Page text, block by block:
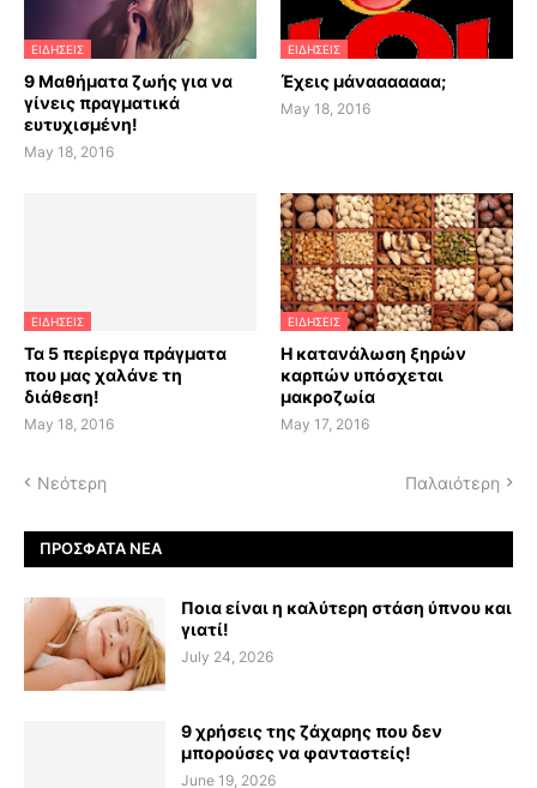
ΕΙΔΗΣΕΙΣ
9 Μαθήματα ζωής για να
γίνεις πραγματικά
ευτυχισμένη!
May 18, 2016
ΕΙΔΗΣΕΙΣ
Έχεις μάνααααααα;
May 18, 2016
ΕΙΔΗΣΕΙΣ
Τα 5 περίεργα πράγματα
που μας χαλάνε τη
διάθεση!
May 18, 2016
ΕΙΔΗΣΕΙΣ
H κατανάλωση ξηρών
καρπών υπόσχεται
μακροζωία
May 17, 2016
Νεότερη Παλαιότερη
ΠΡΌΣΦΑΤΑ ΝΈΑ
Ποια είναι η καλύτερη στάση ύπνου και
γιατί!
July 24, 2026
9 χρήσεις της ζάχαρης που δεν
μπορούσες να φανταστείς!
June 19, 2026